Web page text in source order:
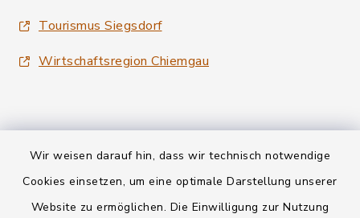
Wir weisen darauf hin, dass wir technisch notwendige
Cookies einsetzen, um eine optimale Darstellung unserer
Website zu ermöglichen. Die Einwilligung zur Nutzung
Tourismus Siegsdorf
Wirtschaftsregion Chiemgau
Kontakt